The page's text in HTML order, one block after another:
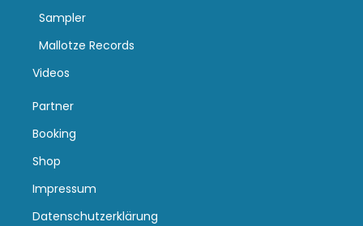
Sampler
Mallotze Records
Videos
Partner
Booking
Shop
Impressum
Datenschutzerklärung